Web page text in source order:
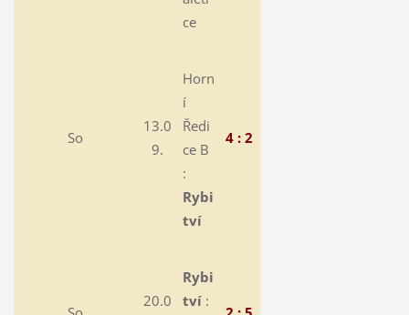
ce
So
13.0
9.
Horn
í
Ředi
ce B
:
Rybi
tví
4 : 2
20.0
Rybi
tví :